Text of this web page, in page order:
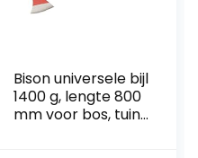
Bison universele bijl
1400 g, lengte 800
mm voor bos, tuin